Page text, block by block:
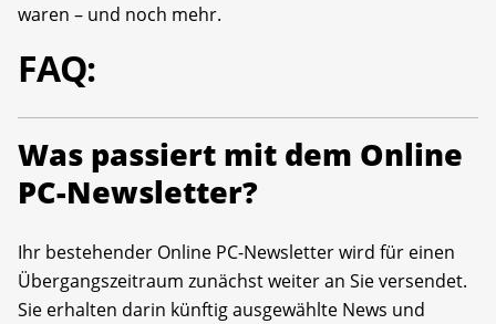
waren – und noch mehr.
FAQ:
Was passiert mit dem Online
PC-Newsletter?
Ihr bestehender Online PC-Newsletter wird für einen
Übergangszeitraum zunächst weiter an Sie versendet.
Sie erhalten darin künftig ausgewählte News und